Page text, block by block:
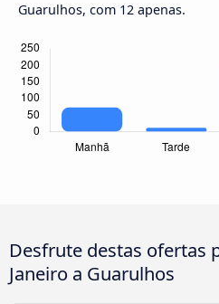
Guarulhos, com 12 apenas.
Desfrute destas ofertas
Janeiro a Guarulhos